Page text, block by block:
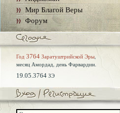
Мир Благой Веры
Форум
Год 3764 Заратуштрийской Эры,
месяц Амордад, день Фарвардин.
19.05.3764 ЗЭ